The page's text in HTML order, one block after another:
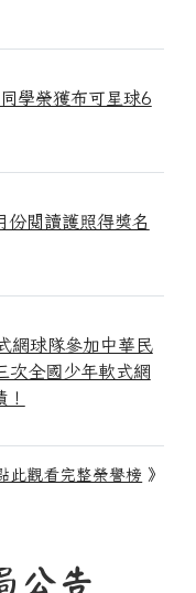
學榮獲布可星球6
份閱讀護照得獎名
網球隊參加中華民
次全國少年軟式網
此觀看完整榮譽榜 》
公告